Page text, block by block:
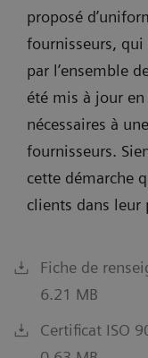
proposé
fournisseurs, qui
par l’ensemble
été mis à jour
nécessaires à
fournisseurs.
cette démarche
clients dans leur
Fiche de
6.21 MB
Certificat ISO